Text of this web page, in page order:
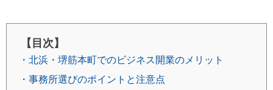
【目次】
・北浜・堺筋本町でのビジネス開業のメリット
・事務所選びのポイントと注意点